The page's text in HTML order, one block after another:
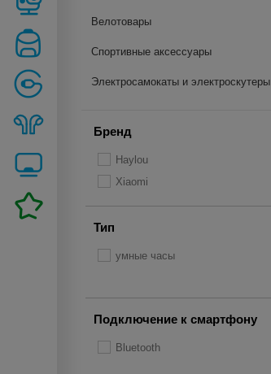
Велотовары
Спортивные аксессуары
Электросамокаты и электроскутеры
Бренд
Haylou
Xiaomi
Тип
умные часы
Подключение к смартфону
Bluetooth